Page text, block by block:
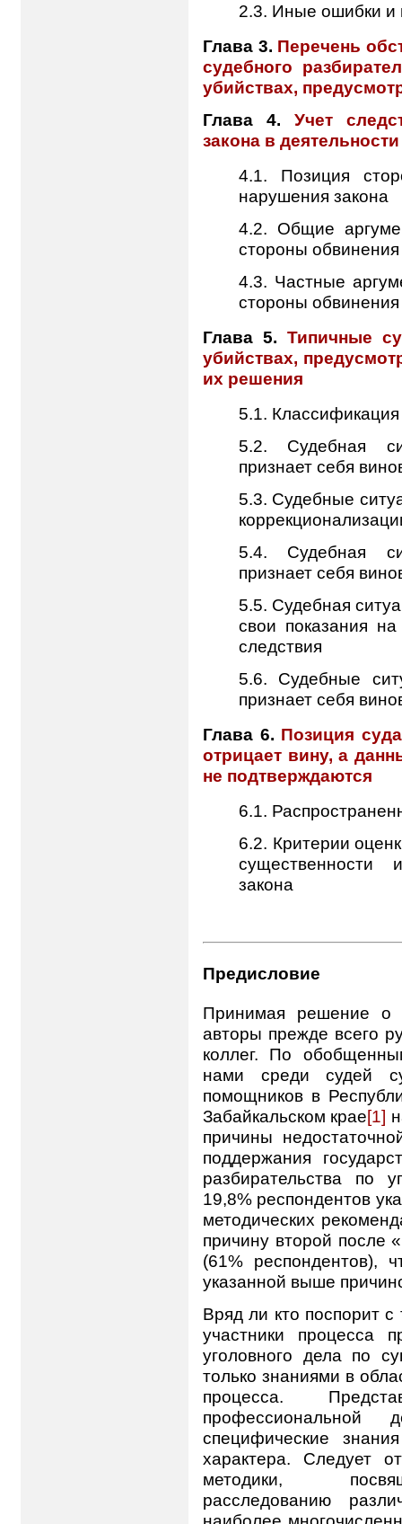
2.3. Иные ошибки и
Глава 3. Перечень
судебного
убийствах,
Глава 4. Учет
закона в
4.1. Позиция
нарушения закона
4.2. Общие
стороны обвинения
4.3. Частные
стороны обвинения
Глава 5. Типичные
убийствах,
их решения
5.1.
5.2. Судебная
признает себя
5.3. Судебные
5.4. Судебная
признает себя
5.5. Судебная
свои показания
следствия
5.6. Судебные
признает себя
Глава 6. Позиция
отрицает вину, а
не подтверждаются
6.1.
6.2. Критерии
существенности
закона
Предисловие
Принимая решение о
авторы прежде всего
коллег. По
нами среди судей
помощников в
Забайкальском крае[1]
причины
поддержания
разбирательства по
19,8% респондентов
методических
причину второй после
(61% респондентов),
указанной выше
Вряд ли кто поспорит с
участники процесса
уголовного дела по
только знаниями в
процесса.
профессиональной
специфические
характера. Следует
методики,
расследованию